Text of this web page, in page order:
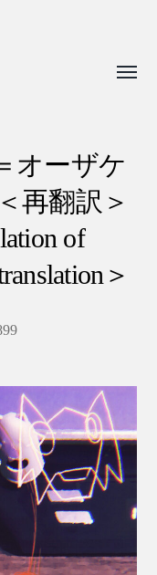
オーザケ
再翻訳＞
of
＞